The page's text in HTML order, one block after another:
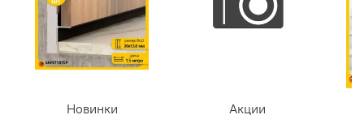
Новинки Акции